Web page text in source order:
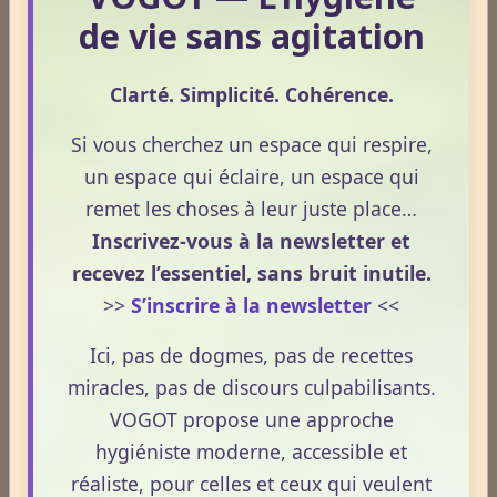
La nuit n’est pas seulement un moment de repos.
C’est une phase où le terrain se réorganise, se
Pourtant, peu de personnes savent réellement ce qui
se joue dans cette période silencieuse.
1 2 3 4 5
Newsletter #313 - juillet 2026
Newsletter #312 - juin 2026
Newsletter #311 - mai 2026
de vie sans agitation
Clarté. Simplicité. Cohérence.
Si vous cherchez un espace qui respire,
un espace qui éclaire, un espace qui
remet les choses à leur juste place…
Inscrivez-vous à la newsletter et
recevez l’essentiel, sans bruit inutile.
>> S’inscrire à la newsletter <<
Ici, pas de dogmes, pas de recettes
miracles, pas de discours culpabilisants.
VOGOT propose une approche
hygiéniste moderne, accessible et
réaliste, pour celles et ceux qui veulent